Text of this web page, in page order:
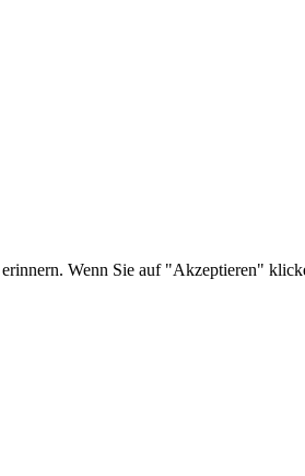
Wenn Sie auf "Akzeptieren"